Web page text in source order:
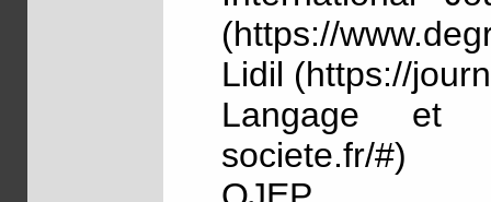
(https://
Lidil (https://
Langage et
societe.fr/#)